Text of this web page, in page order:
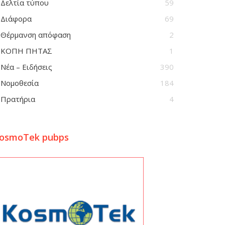
Δελτία τύπου
59
Διάφορα
69
Θέρμανση απόφαση
2
ΚΟΠΗ ΠΗΤΑΣ
1
Νέα – Ειδήσεις
390
Νομοθεσία
184
Πρατήρια
4
pubps